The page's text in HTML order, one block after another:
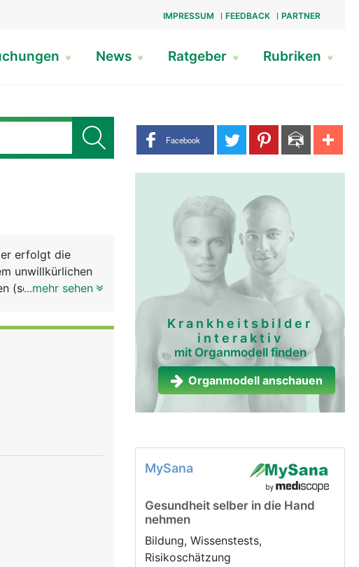
IMPRESSUM FEEDBACK PARTNER
News Ratgeber Rubriken
Share buttons
Facebook
erfolgt die
unwillkürlichen
(selbst
...mehr sehen
Krankheitsbilder
interaktiv
mit Organmodell finden
Organmodell anschauen
MySana
Gesundheit selber in die Hand
nehmen
Bildung, Wissenstests,
Risikoschätzung